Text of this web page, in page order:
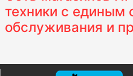
техники с единым
обслуживания и